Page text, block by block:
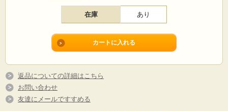
在庫 あり
返品についての詳細はこちら
お問い合わせ
友達にメールですすめる